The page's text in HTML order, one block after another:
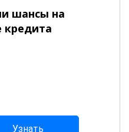
шансы на
кредита